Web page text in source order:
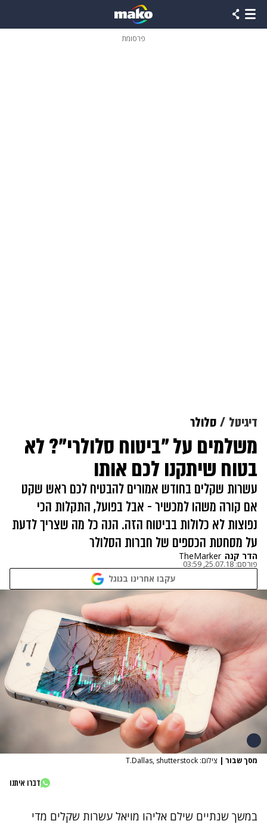
פרסומת
דיגיטל סלולר
משלמים על "ביטוח סלולרי"? לא
בטוח שיתקנו לכם אותו
עשרות שקלים בחודש אמורים להבטיח לכם ראש שקט
אם קורה משהו למכשיר - אבל בפועל, התקלות הכי
נפוצות לא כלולות בביטוח הזה. הנה כל מה שצריך לדעת
על מסחטת הכספים של חברות הסלולר
הדר קנה TheMarker
פורסם:25.07.18, 03:59
עקבו אחרינו בגוגל
מסך שבור | צילום: T.Dallas, shutterstock
דברו איתנו
במשך שנתיים שילם אליהו מויאל עשרות שקלים מדי